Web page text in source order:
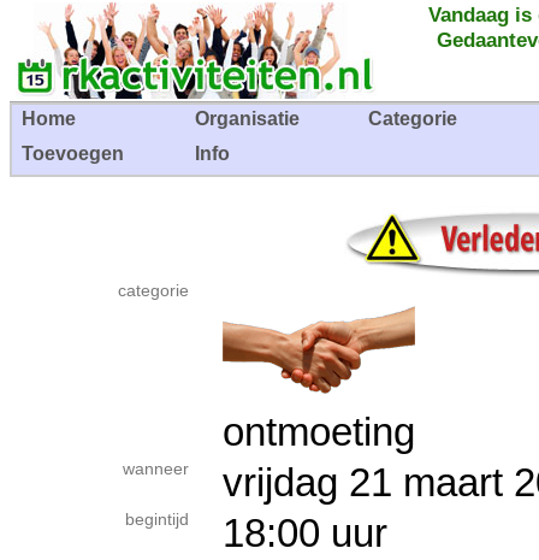
Vandaag
Home Organisatie
Categorie
Toevoegen
Info
categorie
ontmoeting
wanneer vrijdag 21
begintijd 18:00 uur